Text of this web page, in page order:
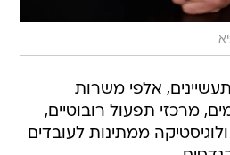
אלפי משרות
מרכזי תפעול רובוטיים,
ממתינות לעובדים